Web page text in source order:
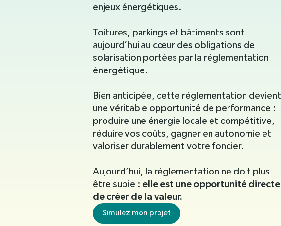
enjeux énergétiques.
Toitures, parkings et bâtiments sont
aujourd’hui au cœur des obligations de
solarisation portées par la réglementation
énergétique.
Bien anticipée, cette réglementation devient
une véritable opportunité de performance :
produire une énergie locale et compétitive,
réduire vos coûts, gagner en autonomie et
valoriser durablement votre foncier.
Aujourd’hui, la réglementation ne doit plus
être subie : elle est une opportunité directe
de créer de la valeur.
Simulez mon projet